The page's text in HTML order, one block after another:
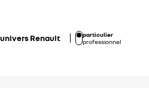
univers Renault
particulier
professionnel